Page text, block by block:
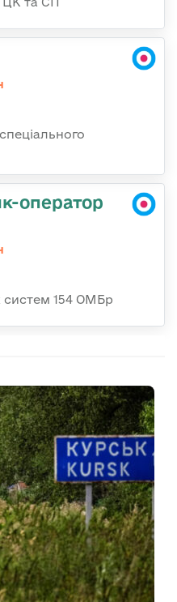
оператор
систем 154 ОМБр